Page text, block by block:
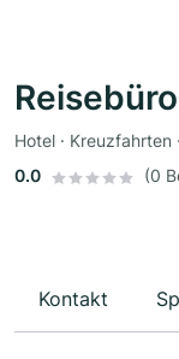
Hotel · Kreuzfahrten
0.0
(0
Kontakt